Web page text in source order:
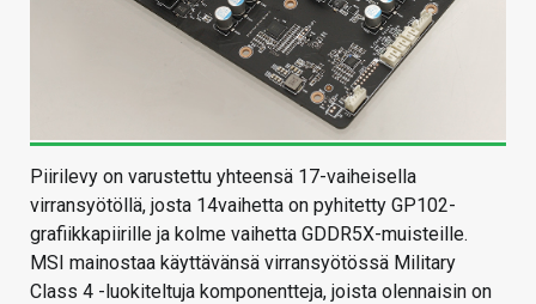
Piirilevy on varustettu yhteensä 17-vaiheisella
virransyötöllä, josta 14vaihetta on pyhitetty GP102-
grafiikkapiirille ja kolme vaihetta GDDR5X-muisteille.
MSI mainostaa käyttävänsä virransyötössä Military
Class 4 -luokiteltuja komponentteja, joista olennaisin on